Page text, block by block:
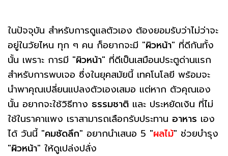
ในปัจจุบัน สำหรับการดูแลตัวเอง ต้องยอมรับว่าไม่ว่าจะ
อยู่ในวัยไหน ทุก ๆ คน ก็อยากจะมี "ผิวหน้า" ที่ดีกันทั้ง
นั้น เพราะ การมี "ผิวหน้า" ที่ดีเป็นเสมือนประตูด่านแรก
สำหรับการพบเจอ ซึ่งในยุคสมัยนี้ เทคโนโลยี พร้อมจะ
นำพาคุณเปลี่ยนแปลงตัวเองเสมอ แต่หาก ตัวคุณเอง
นั้น อยากจะใช้วิธีทาง ธรรมชาติ และ ประหยัดเงิน ที่ไม่
ใช้ในราคาแพง เราสามารถเลือกรับประทาน อาหาร เอง
ได้ วันนี้ "คมชัดลึก" อยากนำเสนอ 5 "ผลไม้" ช่วยบำรุง
"ผิวหน้า" ให้ดูเปล่งปลั่ง